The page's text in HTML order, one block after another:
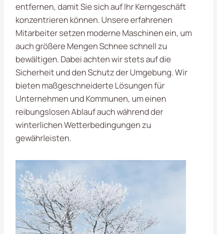
entfernen, damit Sie sich auf Ihr Kerngeschäft
konzentrieren können. Unsere erfahrenen
Mitarbeiter setzen moderne Maschinen ein, um
auch größere Mengen Schnee schnell zu
bewältigen. Dabei achten wir stets auf die
Sicherheit und den Schutz der Umgebung. Wir
bieten maßgeschneiderte Lösungen für
Unternehmen und Kommunen, um einen
reibungslosen Ablauf auch während der
winterlichen Wetterbedingungen zu
gewährleisten.